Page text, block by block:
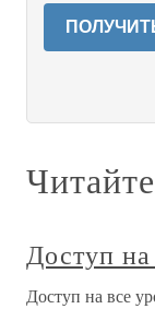
Доступ
Доступ на все